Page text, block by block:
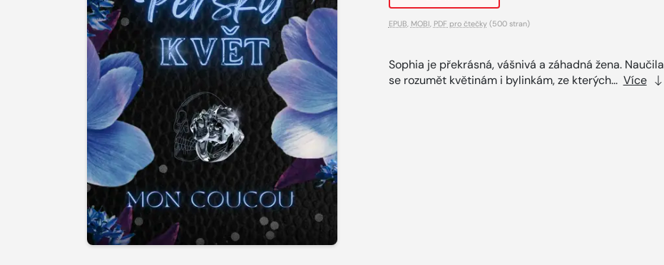
EPUB MOBI PDF pro čtečky(500 stran)
Sophia je překrásná, vášnivá a záhadná žena. Naučila
se rozumět květinám i bylinkám, ze kterých... Více